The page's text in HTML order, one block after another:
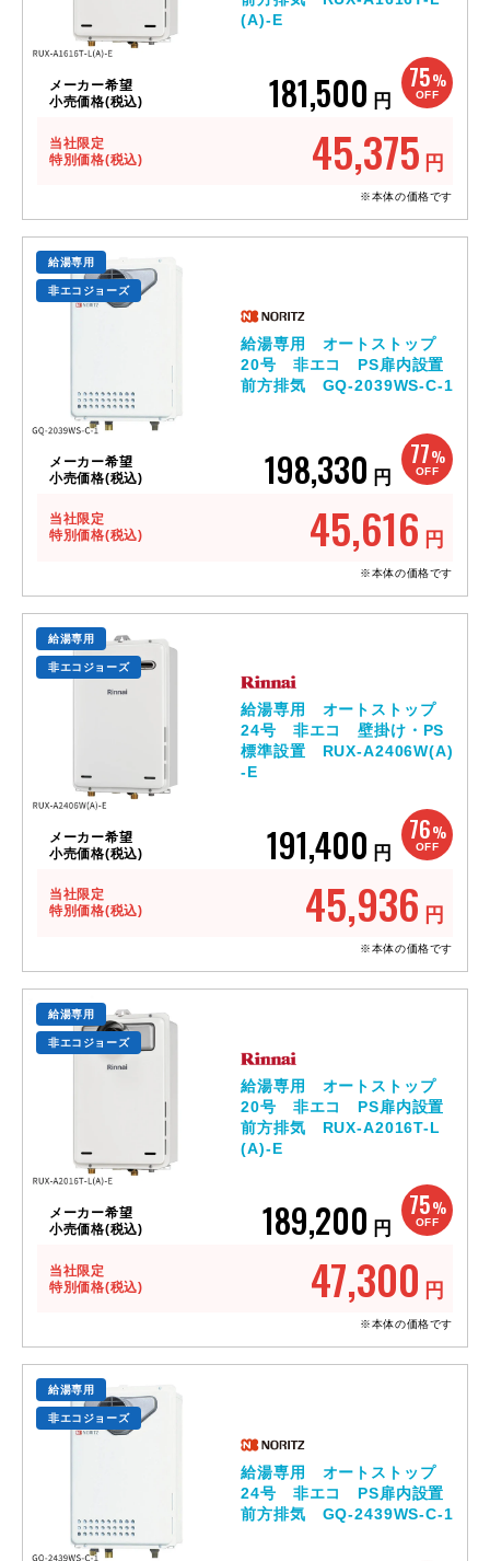
(A)-E
75%
OFF
メーカー希望
小売価格(税込)
181,500 円
当社限定
特別価格(税込)
45,375 円
※本体の価格です
給湯専用
非エコジョーズ
給湯専用 オートストップ
20号 非エコ PS扉内設置
前方排気 GQ-2039WS-C-1
77%
OFF
メーカー希望
小売価格(税込)
198,330 円
当社限定
特別価格(税込)
45,616 円
※本体の価格です
給湯専用
非エコジョーズ
給湯専用 オートストップ
24号 非エコ 壁掛け・PS
標準設置 RUX-A2406W(A)
-E
76%
OFF
メーカー希望
小売価格(税込)
191,400 円
当社限定
特別価格(税込)
45,936 円
※本体の価格です
給湯専用
非エコジョーズ
給湯専用 オートストップ
20号 非エコ PS扉内設置
前方排気 RUX-A2016T-L
(A)-E
75%
OFF
メーカー希望
小売価格(税込)
189,200 円
当社限定
特別価格(税込)
47,300 円
※本体の価格です
給湯専用
非エコジョーズ
給湯専用 オートストップ
24号 非エコ PS扉内設置
前方排気 GQ-2439WS-C-1